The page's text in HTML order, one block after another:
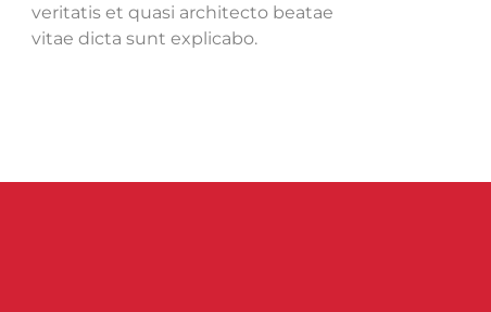
veritatis et quasi architecto beatae
vitae dicta sunt explicabo.